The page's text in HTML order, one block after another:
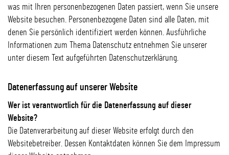
was mit Ihren personenbezogenen Daten passiert, wenn Sie unsere
Website besuchen. Personenbezogene Daten sind alle Daten, mit
denen Sie persönlich identifiziert werden können. Ausführliche
Informationen zum Thema Datenschutz entnehmen Sie unserer
unter diesem Text aufgeführten Datenschutzerklärung.
Datenerfassung auf unserer Website
Wer ist verantwortlich für die Datenerfassung auf dieser
Website?
Die Datenverarbeitung auf dieser Website erfolgt durch den
Websitebetreiber. Dessen Kontaktdaten können Sie dem Impressum